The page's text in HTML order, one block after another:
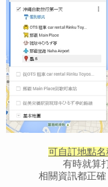
可自訂地點
有時就算
相關資訊都正確